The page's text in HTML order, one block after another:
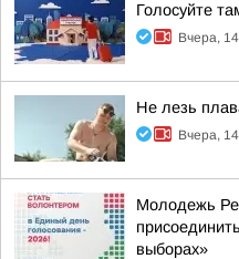
Голосуйте
Вчера,
Не лезь
Вчера,
Молодежь
выборах»